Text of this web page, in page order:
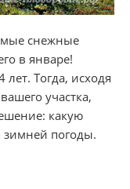
снежные
в январе!
Тогда, исходя
участка,
какую
зимней погоды.